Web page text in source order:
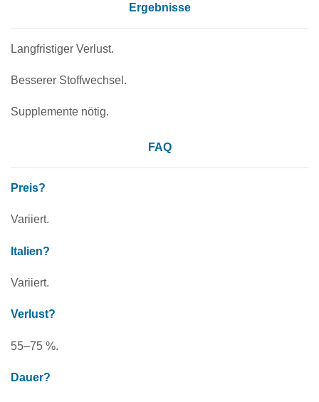
Ergebnisse
Langfristiger Verlust.
Besserer Stoffwechsel.
Supplemente nötig.
FAQ
Preis?
Variiert.
Italien?
Variiert.
Verlust?
55–75 %.
Dauer?